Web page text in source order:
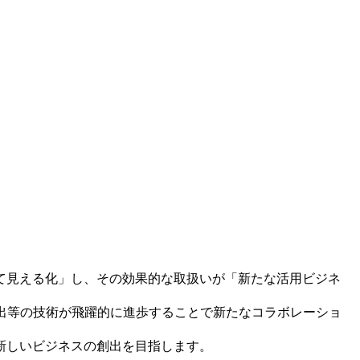
える化」し、その効果的な取扱いが「新たな活用ビジネ
の技術が飛躍的に進歩することで新たなコラボレーショ
いビジネスの創出を目指します。